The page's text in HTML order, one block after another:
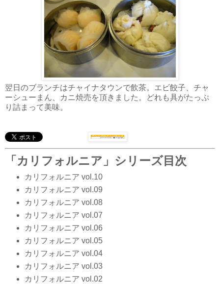
翌日のブランチはチャイナタウンで飲茶。エビ餃子、チャ
ーシューまん、カニ焼売を頂きました。どれも具がたっぷ
り詰まって美味。
「カリフォルニア」シリーズ目次
カリフォルニア vol.10
カリフォルニア vol.09
カリフォルニア vol.08
カリフォルニア vol.07
カリフォルニア vol.06
カリフォルニア vol.05
カリフォルニア vol.04
カリフォルニア vol.03
カリフォルニア vol.02